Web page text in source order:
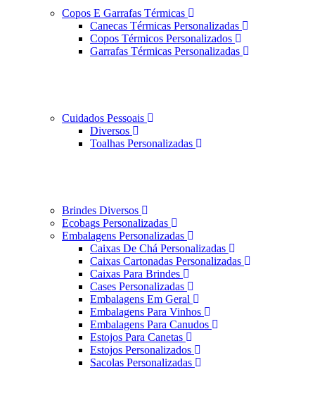
Copos E Garrafas Térmicas
Canecas Térmicas Personalizadas
Copos Térmicos Personalizados
Garrafas Térmicas Personalizadas
Cuidados Pessoais
Diversos
Toalhas Personalizadas
Brindes Diversos
Ecobags Personalizadas
Embalagens Personalizadas
Caixas De Chá Personalizadas
Caixas Cartonadas Personalizadas
Caixas Para Brindes
Cases Personalizadas
Embalagens Em Geral
Embalagens Para Vinhos
Embalagens Para Canudos
Estojos Para Canetas
Estojos Personalizados
Sacolas Personalizadas